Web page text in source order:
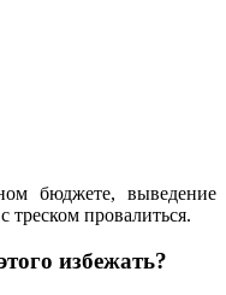
бюджете, выведение
треском провалиться.
избежать?